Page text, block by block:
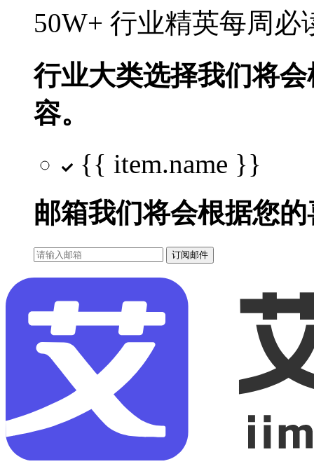
50W+ 行业精英每周
行业大类选择我们将
容。
{{ item.name }}
邮箱我们将会根据您
订阅邮件